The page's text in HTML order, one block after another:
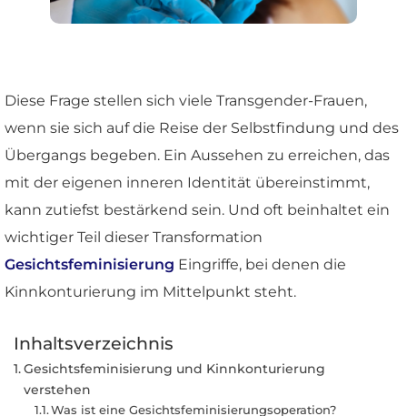
Diese Frage stellen sich viele Transgender-Frauen,
wenn sie sich auf die Reise der Selbstfindung und des
Übergangs begeben. Ein Aussehen zu erreichen, das
mit der eigenen inneren Identität übereinstimmt,
kann zutiefst bestärkend sein. Und oft beinhaltet ein
wichtiger Teil dieser Transformation
Gesichtsfeminisierung Eingriffe, bei denen die
Kinnkonturierung im Mittelpunkt steht.
Inhaltsverzeichnis
Gesichtsfeminisierung und Kinnkonturierung
verstehen
Was ist eine Gesichtsfeminisierungsoperation?